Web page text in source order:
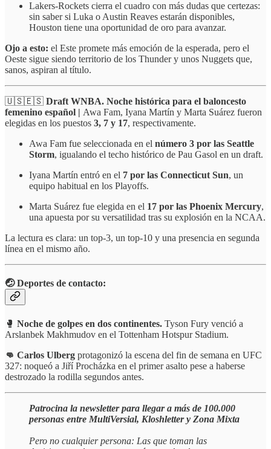
Lakers-Rockets cierra el cuadro con más dudas que certezas:
sin saber si Luka o Austin Reaves estarán disponibles,
Houston tiene una oportunidad de oro para avanzar.
Ojo a esto: el Este promete más emoción de la esperada, pero el
Oeste sigue siendo territorio de los Thunder y unos Nuggets que,
sanos, aspiran al título.
🇺🇸🇪🇸 Draft WNBA. Noche histórica para el baloncesto
femenino español | Awa Fam, Iyana Martín y Marta Suárez fueron
elegidas en los puestos 3, 7 y 17, respectivamente.
Awa Fam fue seleccionada en el número 3 por las Seattle
Storm, igualando el techo histórico de Pau Gasol en un draft.
Iyana Martín entró en el 7 por las Connecticut Sun, un
equipo habitual en los Playoffs.
Marta Suárez fue elegida en el 17 por las Phoenix Mercury,
una apuesta por su versatilidad tras su explosión en la NCAA.
La lectura es clara: un top-3, un top-10 y una presencia en segunda
línea en el mismo año.
🤕 Deportes de contacto:
🥊 Noche de golpes en dos continentes. Tyson Fury venció a
Arslanbek Makhmudov en el Tottenham Hotspur Stadium.
👊 Carlos Ulberg protagonizó la escena del fin de semana en UFC
327: noqueó a Jiří Procházka en el primer asalto pese a haberse
destrozado la rodilla segundos antes.
Patrocina la newsletter para llegar a más de 100.000
personas entre MultiVersial, Kloshletter y Zona Mixta
Pero no cualquier persona: Las que toman las